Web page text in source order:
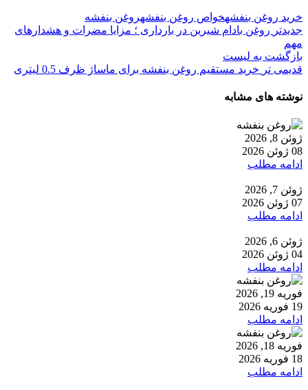
خرید روغن بنفشهخواص روغن بنفشهروغن بنفشه
جدیدتر روغن بادام شیرین در بارداری ؛ مزایا مضرات و هشدارهای
مهم
بازگشت به لیست
قدیمی تر خرید مستقیم روغن بنفشه برای ماساژ ظرف 0.5 لیتری
نوشته های مشابه
ژوئن 8, 2026
08 ژوئن 2026
ادامه مطلب
ژوئن 7, 2026
07 ژوئن 2026
ادامه مطلب
ژوئن 6, 2026
04 ژوئن 2026
ادامه مطلب
فوریه 19, 2026
19 فوریه 2026
ادامه مطلب
فوریه 18, 2026
18 فوریه 2026
ادامه مطلب